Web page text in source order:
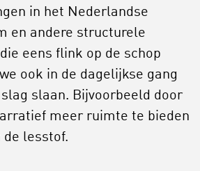
in het Nederlandse
en andere structurele
eens flink op de schop
ook in de dagelijkse gang
slaan. Bijvoorbeeld door
meer ruimte te bieden
de lesstof.